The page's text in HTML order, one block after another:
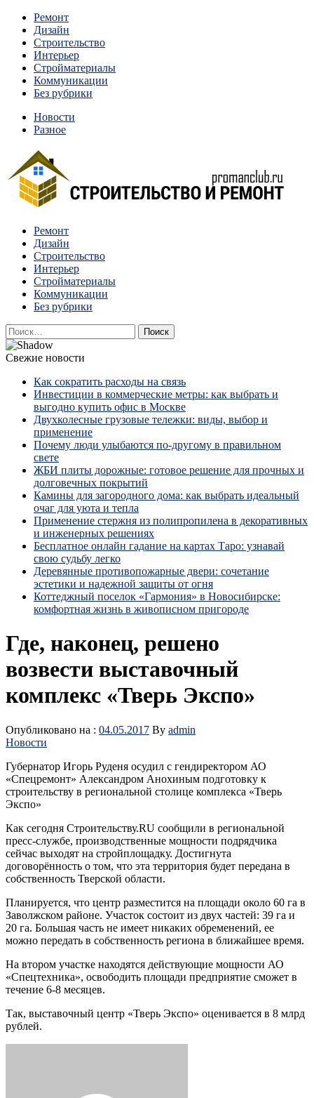
Перейти
содержимому
Ремонт
Дизайн
Строительство
Интерьер
Стройматериалы
Коммуникации
Без рубрики
Новости
Разное
Строительство и ремонт
Квартиры и дома, в которых живут разные люди, очень
отличаются между собой.
Ремонт
Дизайн
Строительство
Интерьер
Стройматериалы
Коммуникации
Без рубрики
Найти:
Свежие новости
Как сократить расходы на связь
Инвестиции в коммерческие метры: как выбрать и
выгодно купить офис в Москве
Двухколесные грузовые тележки: виды, выбор и
применение
Почему люди улыбаются по‑другому в правильном
свете
ЖБИ плиты дорожные: готовое решение для прочных и
долговечных покрытий
Камины для загородного дома: как выбрать идеальный
очаг для уюта и тепла
Применение стержня из полипропилена в декоративных
и инженерных решениях
Бесплатное онлайн гадание на картах Таро: узнавай
свою судьбу легко
Деревянные противопожарные двери: сочетание
эстетики и надежной защиты от огня
Коттеджный поселок «Гармония» в Новосибирске:
комфортная жизнь в живописном пригороде
Где, наконец, решено
возвести выставочный
комплекс «Тверь Экспо»
Опубликовано на : 04.05.2017 By admin
Новости
Губернатор Игорь Руденя осудил с гендиректором АО
«Спецремонт» Александром Анохиным подготовку к
строительству в региональной столице комплекса «Тверь
Экспо»
Как сегодня Строительству.RU сообщили в региональной
пресс-службе, производственные мощности подрядчика
сейчас выходят на стройплощадку. Достигнута
договорённость о том, что эта территория будет передана в
собственность Тверской области.
Планируется, что центр разместится на площади около 60 га в
Заволжском районе. Участок состоит из двух частей: 39 га и
20 га. Большая часть не имеет никаких обременений, ее
можно передать в собственность региона в ближайшее время.
На втором участке находятся действующие мощности АО
«Спецтехника», освободить площади предприятие сможет в
течение 6-8 месяцев.
Так, выставочный центр «Тверь Экспо» оценивается в 8 млрд
рублей.